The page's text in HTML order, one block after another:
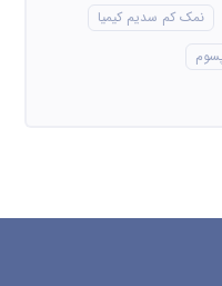
نمک کم سدیم کیمیا